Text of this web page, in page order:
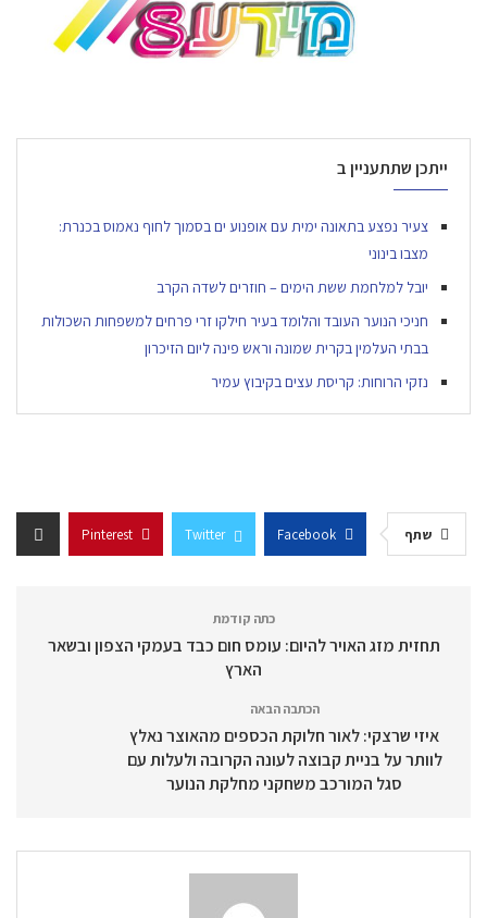
ייתכן שתתעניין ב
צעיר נפצע בתאונה ימית עם אופנוע ים בסמוך לחוף נאמוס בכנרת:
מצבו בינוני
יובל למלחמת ששת הימים – חוזרים לשדה הקרב
חניכי הנוער העובד והלומד בעיר חילקו זרי פרחים למשפחות השכולות
בבתי העלמין בקרית שמונה וראש פינה ליום הזיכרון
נזקי הרוחות: קריסת עצים בקיבוץ עמיר
שתף Facebook
Twitter
Pinterest
כתה קודמת
תחזית מזג האויר להיום: עומס חום כבד בעמקי הצפון ובשאר
הארץ
הכתבה הבאה
איזי שרצקי: לאור חלוקת הכספים מהאוצר נאלץ
לוותר על בניית קבוצה לעונה הקרובה ולעלות עם
סגל המורכב משחקני מחלקת הנוער